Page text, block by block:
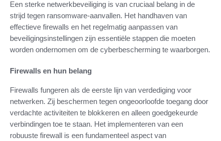
Een sterke netwerkbeveiliging is van cruciaal belang in de
strijd tegen ransomware-aanvallen. Het handhaven van
effectieve firewalls en het regelmatig aanpassen van
beveiligingsinstellingen zijn essentiële stappen die moeten
worden ondernomen om de cyberbescherming te waarborgen.
Firewalls en hun belang
Firewalls fungeren als de eerste lijn van verdediging voor
netwerken. Zij beschermen tegen ongeoorloofde toegang door
verdachte activiteiten te blokkeren en alleen goedgekeurde
verbindingen toe te staan. Het implementeren van een
robuuste firewall is een fundamenteel aspect van